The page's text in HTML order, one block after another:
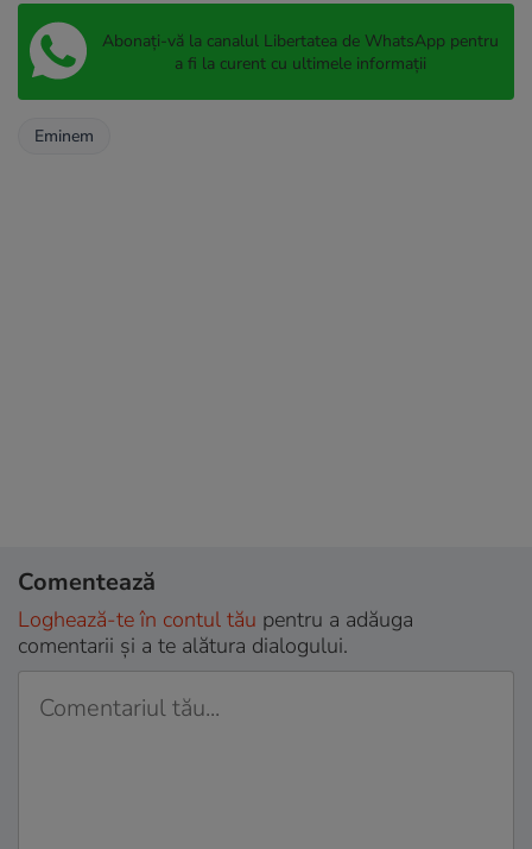
Abonați-vă la canalul Libertatea de WhatsApp pentru
a fi la curent cu ultimele informații
Eminem
Comentează
Loghează-te în contul tău pentru a adăuga
comentarii și a te alătura dialogului.